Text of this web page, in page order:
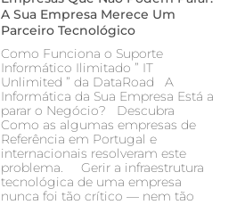
A Sua Empresa Merece Um
Parceiro Tecnológico
Como Funciona o Suporte
Informático Ilimitado ” IT
Unlimited ” da DataRoad A
Informática da Sua Empresa Está a
parar o Negócio? Descubra
Como as algumas empresas de
Referência em Portugal e
internacionais resolveram este
problema. Gerir a infraestrutura
tecnológica de uma empresa
nunca foi tão crítico — nem tão